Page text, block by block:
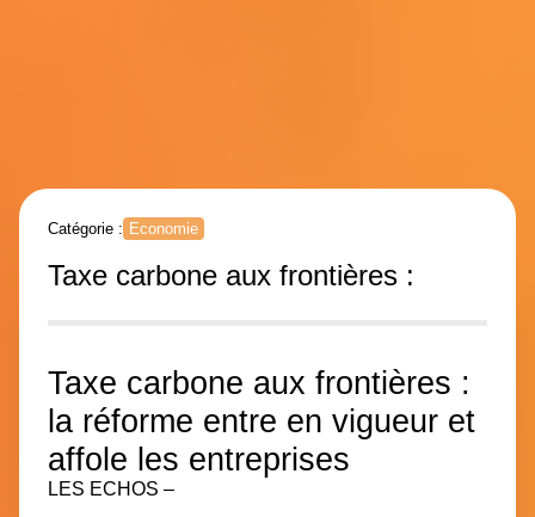
Catégorie : Economie
Taxe carbone aux frontières :
Taxe carbone aux frontières :
la réforme entre en vigueur et
affole les entreprises
LES ECHOS –